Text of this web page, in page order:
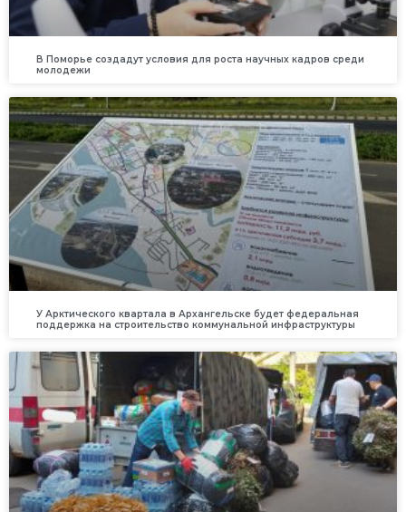
В Поморье создадут условия для роста научных кадров среди
молодежи
У Арктического квартала в Архангельске будет федеральная
поддержка на строительство коммунальной инфраструктуры